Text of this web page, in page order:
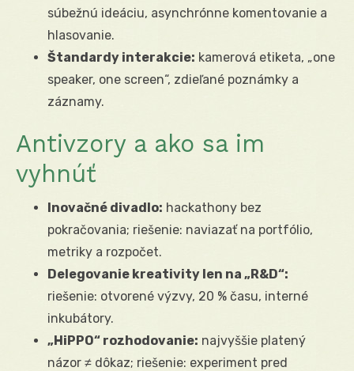
súbežnú ideáciu, asynchrónne komentovanie a
hlasovanie.
Štandardy interakcie: kamerová etiketa, „one
speaker, one screen“, zdieľané poznámky a
záznamy.
Antivzory a ako sa im
vyhnúť
Inovačné divadlo: hackathony bez
pokračovania; riešenie: naviazať na portfólio,
metriky a rozpočet.
Delegovanie kreativity len na „R&D“:
riešenie: otvorené výzvy, 20 % času, interné
inkubátory.
„HiPPO“ rozhodovanie: najvyššie platený
názor ≠ dôkaz; riešenie: experiment pred